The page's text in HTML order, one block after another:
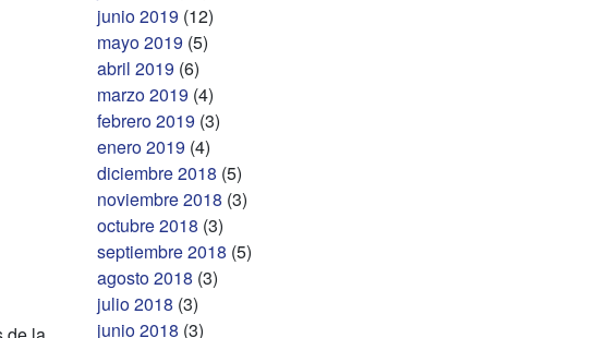
junio 2019 (12)
mayo 2019 (5)
abril 2019 (6)
marzo 2019 (4)
febrero 2019 (3)
enero 2019 (4)
diciembre 2018 (5)
noviembre 2018 (3)
octubre 2018 (3)
septiembre 2018 (5)
agosto 2018 (3)
julio 2018 (3)
junio 2018 (3)